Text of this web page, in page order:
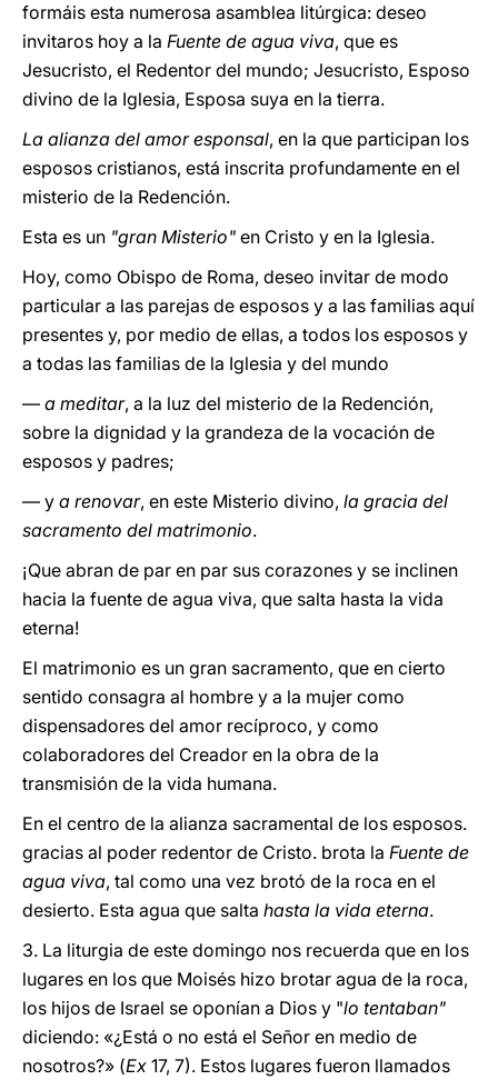
formáis esta numerosa asamblea litúrgica: deseo
invitaros hoy a la Fuente de agua viva, que es
Jesucristo, el Redentor del mundo; Jesucristo, Esposo
divino de la Iglesia, Esposa suya en la tierra.
La alianza del amor esponsal, en la que participan los
esposos cristianos, está inscrita profundamente en el
misterio de la Redención.
Esta es un "gran Misterio" en Cristo y en la Iglesia.
Hoy, como Obispo de Roma, deseo invitar de modo
particular a las parejas de esposos y a las familias aquí
presentes y, por medio de ellas, a todos los esposos y
a todas las familias de la Iglesia y del mundo
— a meditar, a la luz del misterio de la Redención,
sobre la dignidad y la grandeza de la vocación de
esposos y padres;
— y a renovar, en este Misterio divino, la gracia del
sacramento del matrimonio.
¡Que abran de par en par sus corazones y se inclinen
hacia la fuente de agua viva, que salta hasta la vida
eterna!
El matrimonio es un gran sacramento, que en cierto
sentido consagra al hombre y a la mujer como
dispensadores del amor recíproco, y como
colaboradores del Creador en la obra de la
transmisión de la vida humana.
En el centro de la alianza sacramental de los esposos.
gracias al poder redentor de Cristo. brota la Fuente de
agua viva, tal como una vez brotó de la roca en el
desierto. Esta agua que salta hasta la vida eterna.
3. La liturgia de este domingo nos recuerda que en los
lugares en los que Moisés hizo brotar agua de la roca,
los hijos de Israel se oponían a Dios y "lo tentaban"
diciendo: «¿Está o no está el Señor en medio de
nosotros?» (Ex 17, 7). Estos lugares fueron llamados